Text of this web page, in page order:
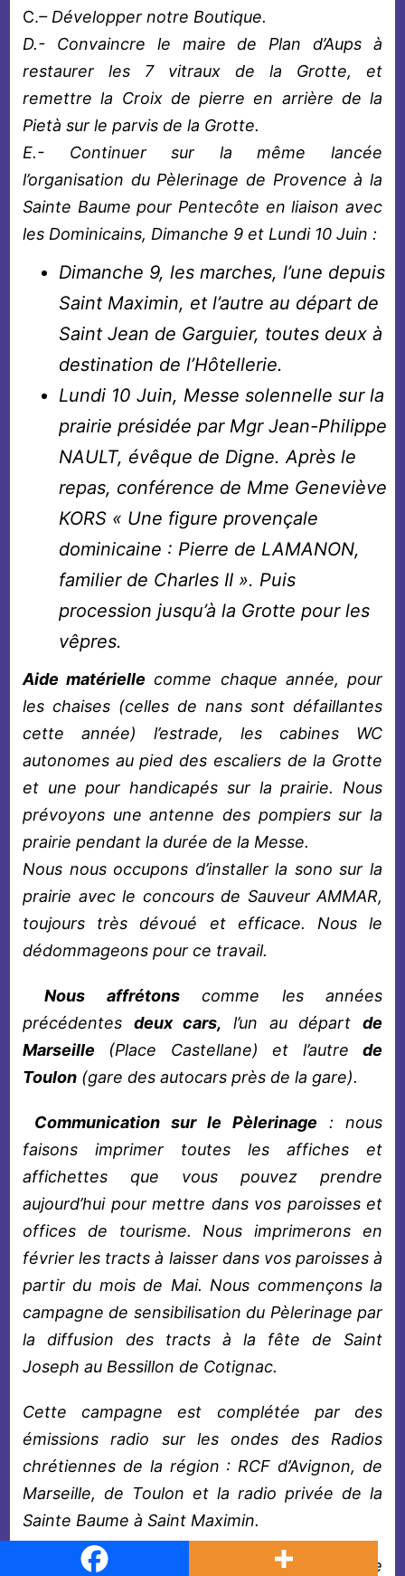
C.– Développer notre Boutique.
D.- Convaincre le maire de Plan d’Aups à
restaurer les 7 vitraux de la Grotte, et
remettre la Croix de pierre en arrière de la
Pietà sur le parvis de la Grotte.
E.- Continuer sur la même lancée
l’organisation du Pèlerinage de Provence à la
Sainte Baume pour Pentecôte en liaison avec
les Dominicains, Dimanche 9 et Lundi 10 Juin :
Dimanche 9, les marches, l’une depuis
Saint Maximin, et l’autre au départ de
Saint Jean de Garguier, toutes deux à
destination de l’Hôtellerie.
Lundi 10 Juin, Messe solennelle sur la
prairie présidée par Mgr Jean-Philippe
NAULT, évêque de Digne. Après le
repas, conférence de Mme Geneviève
KORS « Une figure provençale
dominicaine : Pierre de LAMANON,
familier de Charles II ». Puis
procession jusqu’à la Grotte pour les
vêpres.
Aide matérielle comme chaque année, pour
les chaises (celles de nans sont défaillantes
cette année) l’estrade, les cabines WC
autonomes au pied des escaliers de la Grotte
et une pour handicapés sur la prairie. Nous
prévoyons une antenne des pompiers sur la
prairie pendant la durée de la Messe.
Nous nous occupons d’installer la sono sur la
prairie avec le concours de Sauveur AMMAR,
toujours très dévoué et efficace. Nous le
dédommageons pour ce travail.
Nous affrétonscomme les années
précédentes deux cars, l’un au départde
Marseille (Place Castellane) et l’autre de
Toulon (gare des autocars près de la gare).
Communication sur le Pèlerinage : nous
faisons imprimer toutes les affiches et
affichettes que vous pouvez prendre
aujourd’hui pour mettre dans vos paroisses et
offices de tourisme. Nous imprimerons en
février les tracts à laisser dans vos paroisses à
partir du mois de Mai. Nous commençons la
campagne de sensibilisation du Pèlerinage par
la diffusion des tracts à la fête de Saint
Joseph au Bessillon de Cotignac.
Cette campagne est complétée par des
émissions radio sur les ondes des Radios
chrétiennes de la région : RCF d’Avignon, de
Marseille, de Toulon et la radio privée de la
Sainte Baume à Saint Maximin.
Elle est relayée par notre bulletin et notre site